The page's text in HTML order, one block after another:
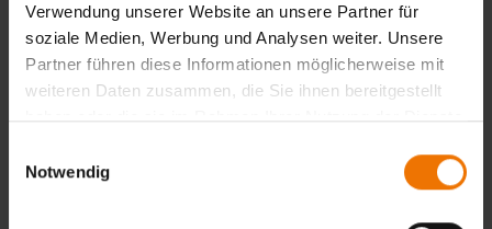
Verwendung unserer Website an unsere Partner für
soziale Medien, Werbung und Analysen weiter. Unsere
Partner führen diese Informationen möglicherweise mit
weiteren Daten zusammen, die Sie ihnen bereitgestellt
haben oder die sie im Rahmen Ihrer Nutzung der Dienste
Notwendig
Kleve
Anfragen
Feststellung und Basistraining